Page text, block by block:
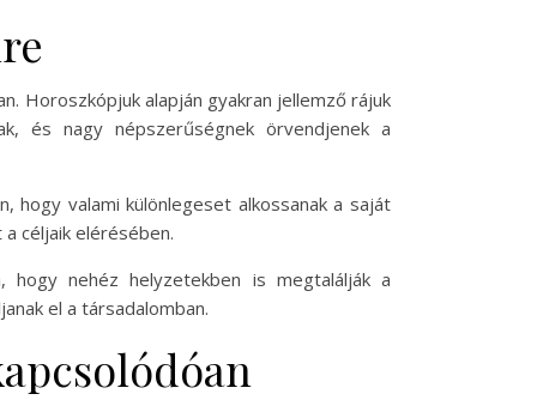
Horoszkópjuk alapján gyakran jellemző rájuk
és nagy népszerűségnek örvendjenek a
hogy valami különlegeset alkossanak a saját
céljaik elérésében.
nehéz helyzetekben is megtalálják a
el a társadalomban.